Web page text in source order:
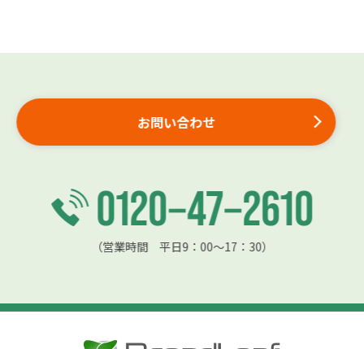
お問い合わせ
（営業時間 平日9：00〜17：30）